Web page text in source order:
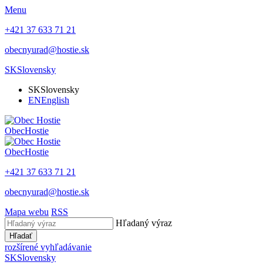
Menu
+421 37 633 71 21
obecnyurad@hostie.sk
SKSlovensky
SKSlovensky
ENEnglish
ObecHostie
ObecHostie
+421 37 633 71 21
obecnyurad@hostie.sk
Mapa webu RSS
Hľadaný výraz
Hľadať
rozšírené vyhľadávanie
SKSlovensky